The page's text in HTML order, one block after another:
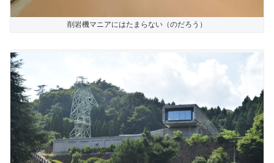
削岩機マニアにはたまらない（のだろう）